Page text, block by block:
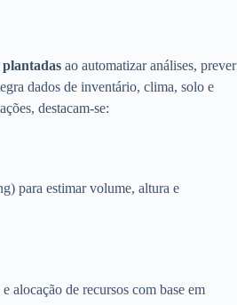
plantadas ao automatizar análises, prever
dados de inventário, clima, solo e
destacam-se:
para estimar volume, altura e
alocação de recursos com base em